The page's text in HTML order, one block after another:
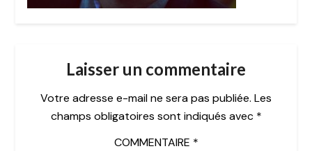
Laisser un commentaire
Votre adresse e-mail ne sera pas publiée. Les
champs obligatoires sont indiqués avec *
COMMENTAIRE *